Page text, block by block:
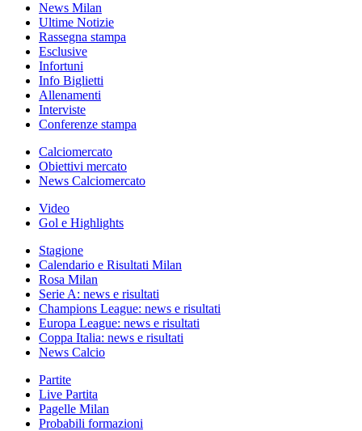
News Milan
Ultime Notizie
Rassegna stampa
Esclusive
Infortuni
Info Biglietti
Allenamenti
Interviste
Conferenze stampa
Calciomercato
Obiettivi mercato
News Calciomercato
Video
Gol e Highlights
Stagione
Calendario e Risultati Milan
Rosa Milan
Serie A: news e risultati
Champions League: news e risultati
Europa League: news e risultati
Coppa Italia: news e risultati
News Calcio
Partite
Live Partita
Pagelle Milan
Probabili formazioni